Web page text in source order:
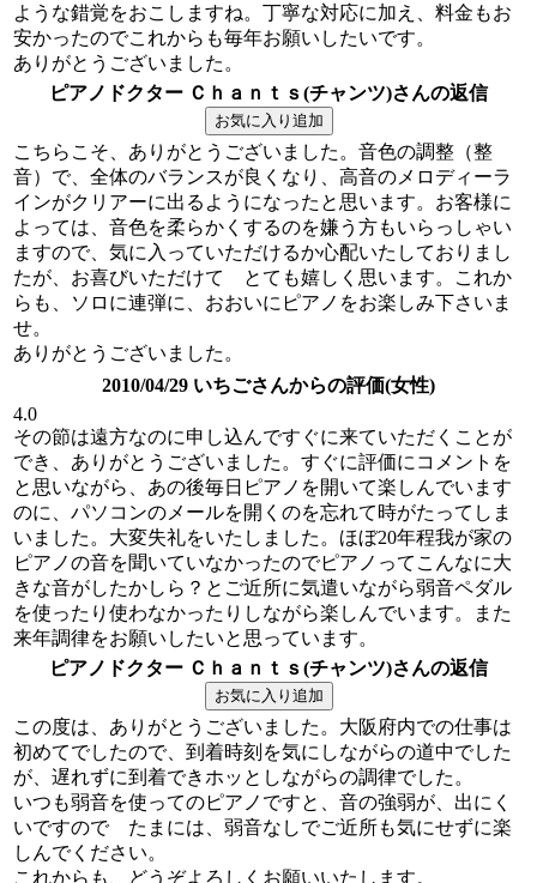
ような錯覚をおこしますね。丁寧な対応に加え、料金もお
安かったのでこれからも毎年お願いしたいです。
ありがとうございました。
ピアノドクター Ｃｈａｎｔｓ(チャンツ)さんの返信
こちらこそ、ありがとうございました。音色の調整（整
音）で、全体のバランスが良くなり、高音のメロディーラ
インがクリアーに出るようになったと思います。お客様に
よっては、音色を柔らかくするのを嫌う方もいらっしゃい
ますので、気に入っていただけるか心配いたしておりまし
たが、お喜びいただけて とても嬉しく思います。これか
らも、ソロに連弾に、おおいにピアノをお楽しみ下さいま
せ。
ありがとうございました。
2010/04/29 いちごさんからの評価(女性)
4.0
その節は遠方なのに申し込んですぐに来ていただくことが
でき、ありがとうございました。すぐに評価にコメントを
と思いながら、あの後毎日ピアノを開いて楽しんでいます
のに、パソコンのメールを開くのを忘れて時がたってしま
いました。大変失礼をいたしました。ほぼ20年程我が家の
ピアノの音を聞いていなかったのでピアノってこんなに大
きな音がしたかしら？とご近所に気遣いながら弱音ペダル
を使ったり使わなかったりしながら楽しんでいます。また
来年調律をお願いしたいと思っています。
ピアノドクター Ｃｈａｎｔｓ(チャンツ)さんの返信
この度は、ありがとうございました。大阪府内での仕事は
初めてでしたので、到着時刻を気にしながらの道中でした
が、遅れずに到着できホッとしながらの調律でした。
いつも弱音を使ってのピアノですと、音の強弱が、出にく
いですので たまには、弱音なしでご近所も気にせずに楽
しんでください。
これからも、どうぞよろしくお願いいたします。